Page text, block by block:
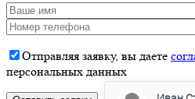
Отправляя заявку, вы даете
персональных данных
Иван